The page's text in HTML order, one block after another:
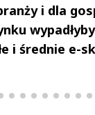
i dla
i średnie e-